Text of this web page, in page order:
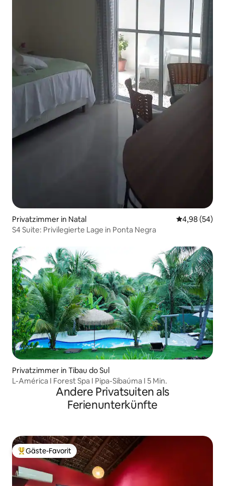
Privatzimmer in Natal
4,98 (54)
S4 Suite: Privilegierte Lage in Ponta Negra
Privatzimmer in Tibau do Sul
L-América I Forest Spa I Pipa-Sibaúma I 5 Min.
Andere Privatsuiten als
Ferienunterkünfte
Beliebter Gäste-Favorit.
Gäste-Favorit